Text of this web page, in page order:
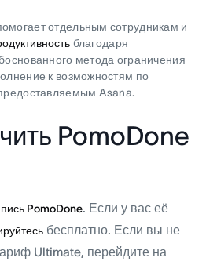
отдельным сотрудникам и
благодаря
метода ограничения
к возможностям по
Asana.
PomoDone
PomoDone. Если у вас её
бесплатно. Если вы не
Ultimate, перейдите на